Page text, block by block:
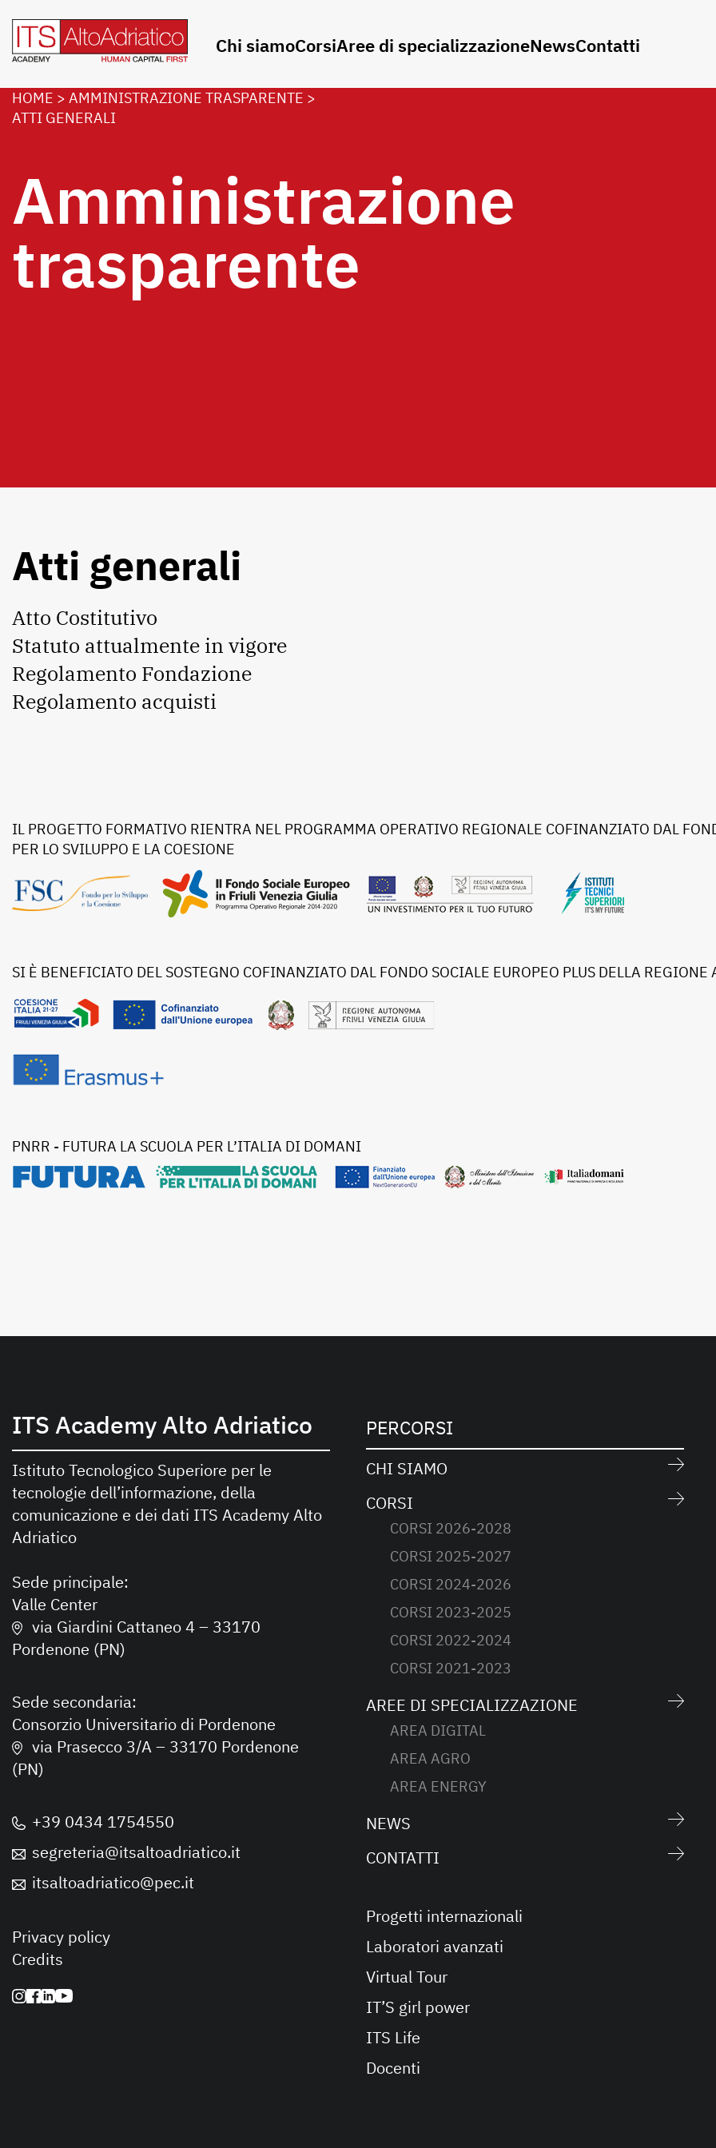
Chi siamoCorsiAree di specializzazioneNewsContatti
HOME > AMMINISTRAZIONE TRASPARENTE >
ATTI GENERALI
Amministrazione
trasparente
Atti generali
Atto Costitutivo
Statuto attualmente in vigore
Regolamento Fondazione
Regolamento acquisti
IL PROGETTO FORMATIVO RIENTRA NEL PROGRAMMA OPERATIVO REGIONALE COFINANZIATO DAL
PER LO SVILUPPO E LA COESIONE
SI È BENEFICIATO DEL SOSTEGNO COFINANZIATO DAL FONDO SOCIALE EUROPEO PLUS DELLA
PNRR - FUTURA LA SCUOLA PER L’ITALIA DI DOMANI
ITS Academy Alto Adriatico
Istituto Tecnologico Superiore per le
tecnologie dell’informazione, della
comunicazione e dei dati ITS Academy Alto
Adriatico
Sede principale:
Valle Center
via Giardini Cattaneo 4 – 33170
Pordenone (PN)
Sede secondaria:
Consorzio Universitario di Pordenone
via Prasecco 3/A – 33170 Pordenone
(PN)
+39 0434 1754550
segreteria@itsaltoadriatico.it
itsaltoadriatico@pec.it
Privacy policy
Credits
PERCORSI
CHI SIAMO
CORSI
CORSI 2026-2028
CORSI 2025-2027
CORSI 2024-2026
CORSI 2023-2025
CORSI 2022-2024
CORSI 2021-2023
AREE DI SPECIALIZZAZIONE
AREA DIGITAL
AREA AGRO
AREA ENERGY
NEWS
CONTATTI
Progetti internazionali
Laboratori avanzati
Virtual Tour
IT’S girl power
ITS Life
Docenti